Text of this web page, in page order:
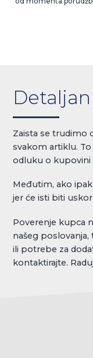
Zaista se trudimo
svakom artiklu.
odluku o kupovini
Međutim, ako
jer će isti biti
Poverenje kupca
našeg
ili potrebe za
kontaktirajte.